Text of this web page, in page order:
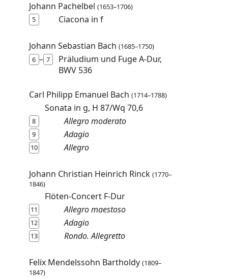
Johann Pachelbel (1653–1706)
5
Ciacona in f
Johann Sebastian Bach (1685–1750)
6 – 7 Präludium und FugeA-Dur,
BWV 536
Carl Philipp Emanuel Bach (1714–1788)
Sonata in g, H 87/Wq 70,6
8 Allegro moderato
9 Adagio
10 Allegro
Johann Christian Heinrich Rinck (1770–
1846)
Flöten-Concert F-Dur
11 Allegro maestoso
12 Adagio
13 Rondo. Allegretto
Felix Mendelssohn Bartholdy (1809–
1847)